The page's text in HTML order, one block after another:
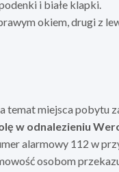
i białe klapki.
okiem, drugi z
temat miejsca pobytu
w odnalezieniu
alarmowy 112 w
osobom